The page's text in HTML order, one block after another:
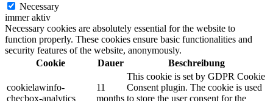
Necessary
immer aktiv
Necessary cookies are absolutely essential for the website to
function properly. These cookies ensure basic functionalities and
security features of the website, anonymously.
Cookie
Dauer Beschreibung
cookielawinfo-
checbox-analytics
11
months
This cookie is set by GDPR Cookie
Consent plugin. The cookie is used
to store the user consent for the